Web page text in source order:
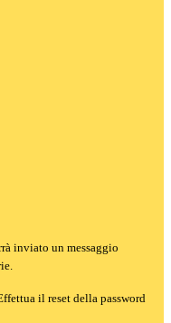
inviato un messaggio
il reset della password